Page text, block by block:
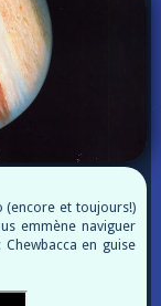
(encore et toujours!)
emmène naviguer
en guise